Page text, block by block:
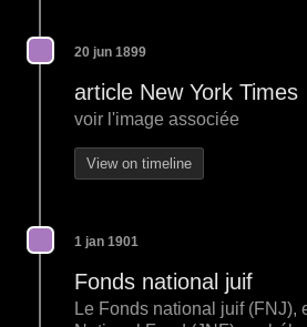
20 jun 1899
article New York Times
voir l'image associée
View on timeline
1 jan 1901
Fonds national juif
Le Fonds national juif (FNJ),